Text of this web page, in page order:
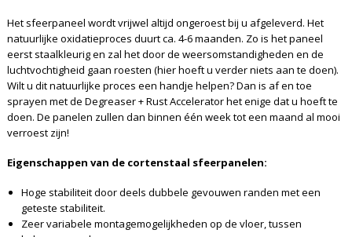
Het sfeerpaneel wordt vrijwel altijd ongeroest bij u afgeleverd. Het
natuurlijke oxidatieproces duurt ca. 4-6 maanden. Zo is het paneel
eerst staalkleurig en zal het door de weersomstandigheden en de
luchtvochtigheid gaan roesten (hier hoeft u verder niets aan te doen).
Wilt u dit natuurlijke proces een handje helpen? Dan is af en toe
sprayen met de Degreaser + Rust Accelerator het enige dat u hoeft te
doen. De panelen zullen dan binnen één week tot een maand al mooi
verroest zijn!
Eigenschappen van de cortenstaal sfeerpanelen:
Hoge stabiliteit door deels dubbele gevouwen randen met een
geteste stabiliteit.
Zeer variabele montagemogelijkheden op de vloer, tussen